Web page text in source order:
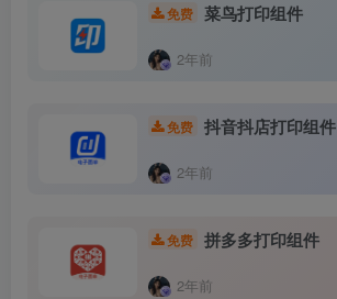
免费 菜鸟打印组件
2年前
免费 抖音抖店打印组件
2年前
免费 拼多多打印组件
2年前